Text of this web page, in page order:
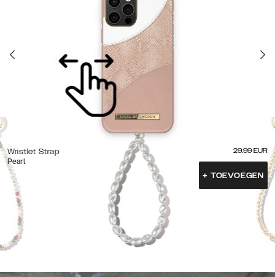
Wristlet Strap
Pearl
29.99 EUR
+ TOEVOEGEN